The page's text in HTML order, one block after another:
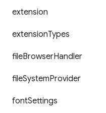
extension
extensionTypes
fileBrowserHandler
fileSystemProvider
fontSettings